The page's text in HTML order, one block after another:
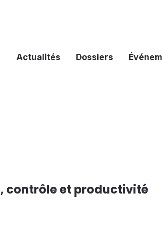
Actualités Dossiers
contrôle et productivité